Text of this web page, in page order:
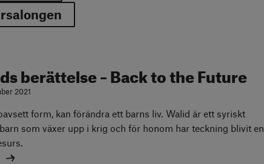
berättelse – Back to the Future
2021
form, kan förändra ett barns liv. Walid är ett syriskt
som växer upp i krig och för honom har teckning blivit en